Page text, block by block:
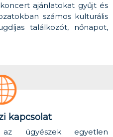
ajánlatokat gyűjt és
számos kulturális
találkozót, nőnapot,
kapcsolat
ügyészek egyetlen